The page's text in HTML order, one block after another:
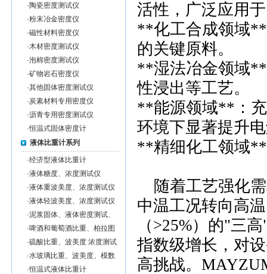
·陶瓷密度测试仪
·粉末冶金密度仪
·磁性材料密度仪
·木材密度测试仪
·泡棉密度测试仪
·矿物岩石密度仪
·其他固体密度测试仪
·炭素材料专用密度仪
·沥青专用密度测试仪
·恒温式固体密度计
液体比重计系列
·经济型液体比重计
·液体糖度、浓度测试仪
·液体重波美度、浓度测试仪
·液体轻波美度、浓度测试仪
·泥浆固体、液体密度测试、
泥浆固形物％含量测试仪
·啤酒和葡萄酒比重、柏拉图
度、浓度测试仪
·硫酸比重、波美度 浓度测试
仪
·水玻璃比重、波美度、模数
测试仪
·恒温式液体比重计
活性，广泛应用
**化工合成领域
的关键原料。
**湿法冶金领域
性浸出等工艺。
**能源领域**：
环境下显著提升
**精细化工领域
随着工艺强化
中温工况转向高
（>25%）的"三
指数级增长，对
高挑战。